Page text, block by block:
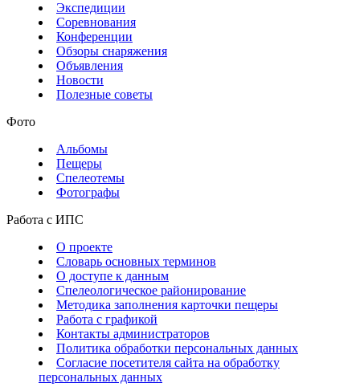
Экспедиции
Соревнования
Конференции
Обзоры снаряжения
Объявления
Новости
Полезные советы
Фото
Альбомы
Пещеры
Спелеотемы
Фотографы
Работа с ИПС
О проекте
Словарь основных терминов
О доступе к данным
Спелеологическое районирование
Методика заполнения карточки пещеры
Работа с графикой
Контакты администраторов
Политика обработки персональных данных
Согласие посетителя сайта на обработку
персональных данных